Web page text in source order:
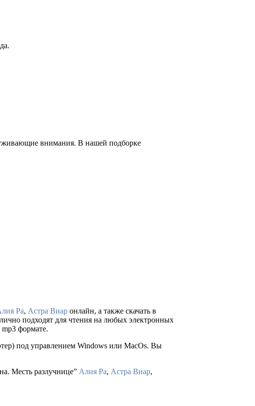
внимания. В нашей подборке
Ра, Астра Виар онлайн, а также скачать в
подходят для чтения на любых электронных
формате.
под управлением Windows или MacOs. Вы
Месть разлучнице” Алия Ра, Астра Виар,